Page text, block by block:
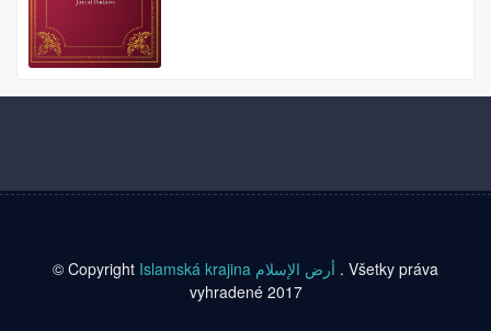
© Copyright
. Všetky práva
vyhradené 2017